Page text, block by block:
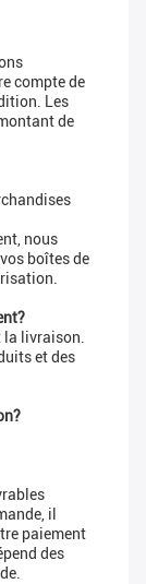
compte de
Les
de
nous
boîtes de
la livraison.
et des
il
paiement
des